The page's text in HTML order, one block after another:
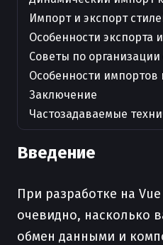
Импорт и экспорт
Особенности экспорта
Советы по
Особенности импортов
Заключение
Частозадаваемые
Введение
При разработке на Vue
очевидно, насколько
обмен данными и